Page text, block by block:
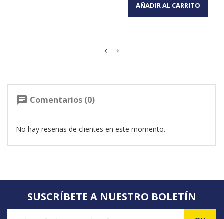
AÑADIR AL CARRITO
chat Comentarios (0)
No hay reseñas de clientes en este momento.
SUSCRÍBETE A NUESTRO BOLETÍN